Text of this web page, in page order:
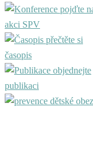
pojďte
akci SPV
přečtěte si
časopis
objednejte
publikaci